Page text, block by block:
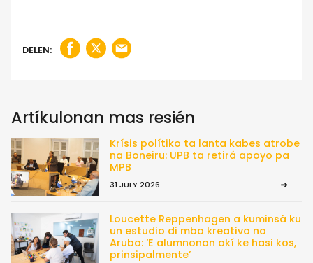
DELEN:
Artíkulonan mas resién
Krísis polítiko ta lanta kabes atrobe
na Boneiru: UPB ta retirá apoyo pa
MPB
31 JULY 2026
Loucette Reppenhagen a kuminsá ku
un estudio di mbo kreativo na
Aruba: ‘E alumnonan akí ke hasi kos,
prinsipalmente’